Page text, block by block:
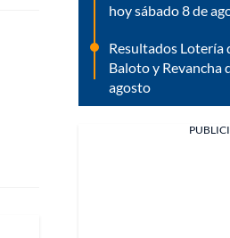
hoy sábado 8 de
Resultados Lotería
Baloto y Revancha
agosto